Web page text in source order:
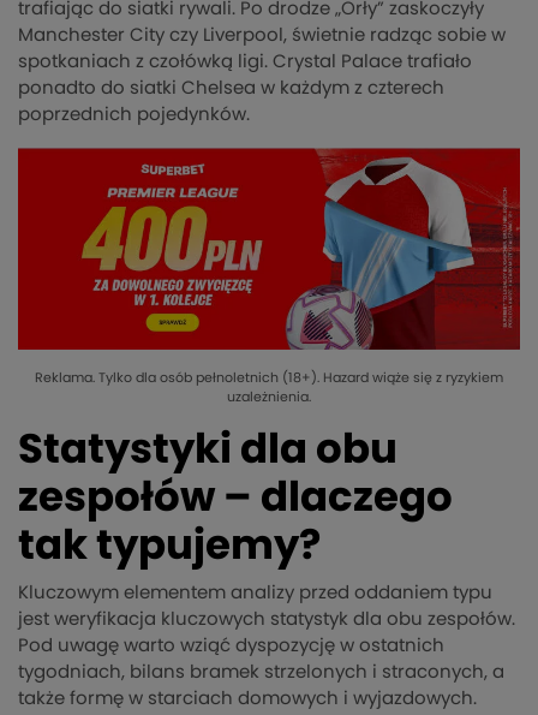
trafiając do siatki rywali. Po drodze „Orły” zaskoczyły
Manchester City czy Liverpool, świetnie radząc sobie w
spotkaniach z czołówką ligi. Crystal Palace trafiało
ponadto do siatki Chelsea w każdym z czterech
poprzednich pojedynków.
Reklama. Tylko dla osób pełnoletnich (18+). Hazard wiąże się z ryzykiem
uzależnienia.
Statystyki dla obu
zespołów – dlaczego
tak typujemy?
Kluczowym elementem analizy przed oddaniem typu
jest weryfikacja kluczowych statystyk dla obu zespołów.
Pod uwagę warto wziąć dyspozycję w ostatnich
tygodniach, bilans bramek strzelonych i straconych, a
także formę w starciach domowych i wyjazdowych.